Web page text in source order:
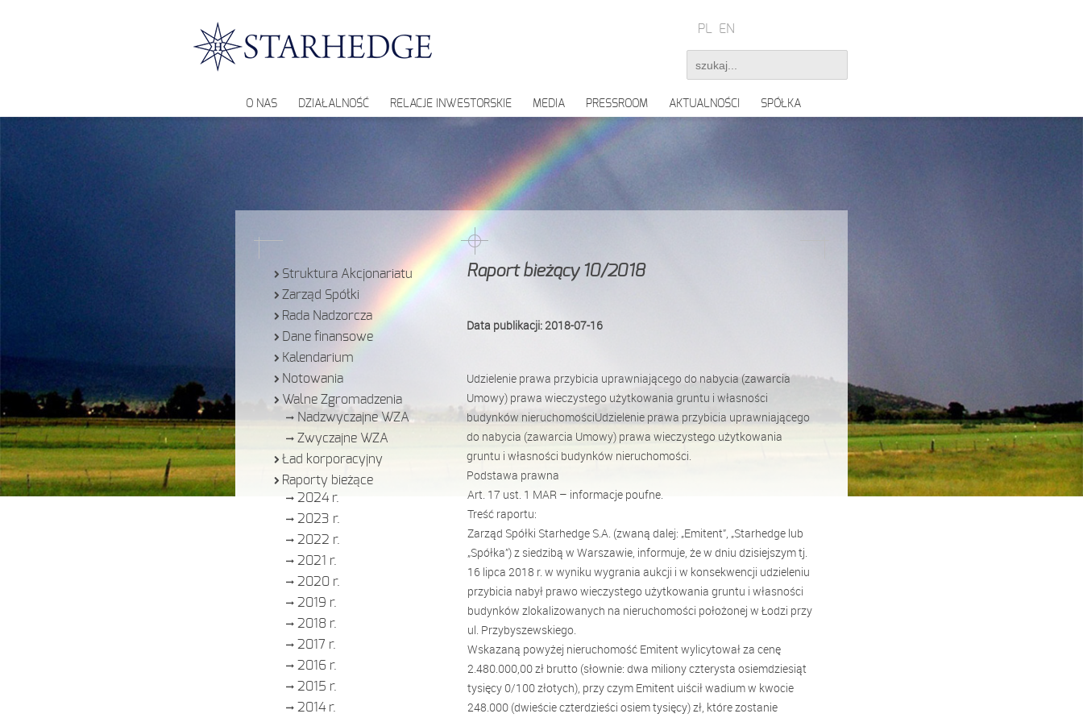
PL EN
O NAS DZIAŁALNOŚĆ RELACJE INWESTORSKIE MEDIA PRESSROOM AKTUALNOŚCI SPÓŁKA
Struktura Akcjonariatu
Zarząd Spółki
Rada Nadzorcza
Dane finansowe
Kalendarium
Notowania
Walne Zgromadzenia
Nadzwyczajne WZA
Zwyczajne WZA
Ład korporacyjny
Raporty bieżące
2024 r.
2023 r.
2022 r.
2021 r.
2020 r.
2019 r.
2018 r.
2017 r.
2016 r.
2015 r.
2014 r.
Raport bieżący 10/2018
Data publikacji: 2018-07-16
Udzielenie prawa przybicia uprawniającego do nabycia (zawarcia
Umowy) prawa wieczystego użytkowania gruntu i własności
budynków nieruchomościUdzielenie prawa przybicia uprawniającego
do nabycia (zawarcia Umowy) prawa wieczystego użytkowania
gruntu i własności budynków nieruchomości.
Podstawa prawna
Art. 17 ust. 1 MAR – informacje poufne.
Treść raportu:
Zarząd Spółki Starhedge S.A. (zwaną dalej: „Emitent”, „Starhedge lub
„Spółka”) z siedzibą w Warszawie, informuje, że w dniu dzisiejszym tj.
16 lipca 2018 r. w wyniku wygrania aukcji i w konsekwencji udzieleniu
przybicia nabył prawo wieczystego użytkowania gruntu i własności
budynków zlokalizowanych na nieruchomości położonej w Łodzi przy
ul. Przybyszewskiego.
Wskazaną powyżej nieruchomość Emitent wylicytował za cenę
2.480.000,00 zł brutto (słownie: dwa miliony czterysta osiemdziesiąt
tysięcy 0/100 złotych), przy czym Emitent uiścił wadium w kwocie
248.000 (dwieście czterdzieści osiem tysięcy) zł, które zostanie